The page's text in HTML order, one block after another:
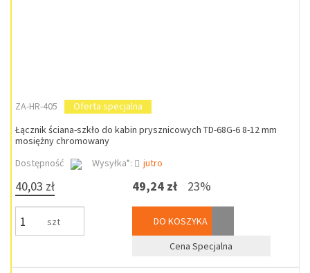
ZA-HR-405
Oferta specjalna
Łącznik ściana-szkło do kabin prysznicowych TD-68G-6 8-12 mm
mosiężny chromowany
Dostępność
Wysyłka*: jutro
40,03 zł
szt
49,24 zł 23%
DO KOSZYKA
Cena Specjalna